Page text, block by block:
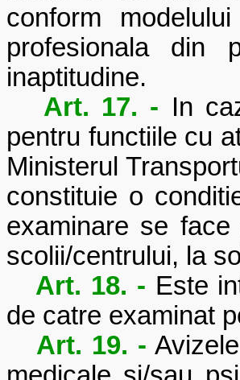
conform
profesionala
inaptitudine.
Art. 17. - In
pentru functiile cu
Ministerul
constituie o
examinare se
scolii/centrului, la
Art. 18. - Este
de catre examinat
Art. 19. -